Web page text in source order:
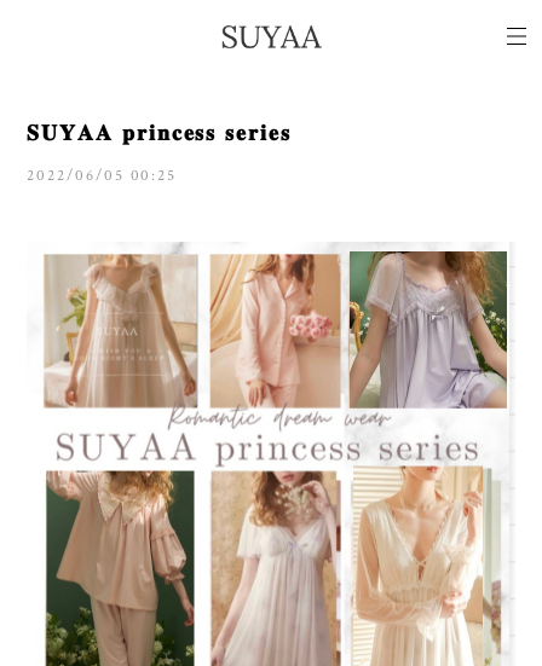
𝐒𝐔𝐘𝐀𝐀 𝐩𝐫𝐢𝐧𝐜𝐞𝐬𝐬 𝐬𝐞𝐫𝐢𝐞𝐬
2022/06/05 00:25